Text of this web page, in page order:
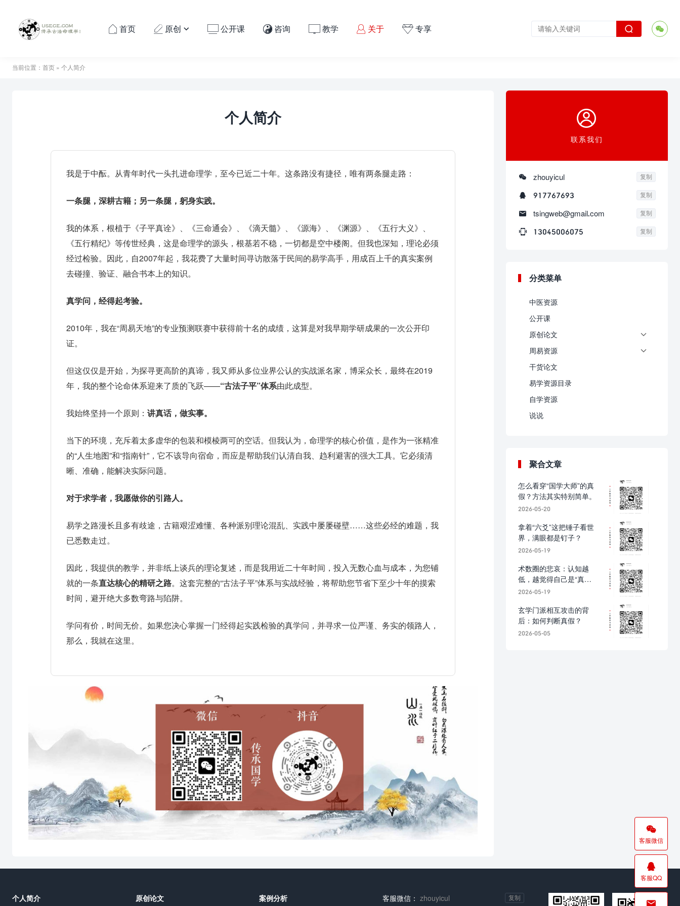

 首页  原创  公开课  咨询 教学  关于  专享 
当前位置： 首页 » 个人简介
个人简介
我是于中酝。从青年时代一头扎进命理学，至今已近二十年。这条路没有捷径，唯有两条腿走路：
一条腿，深耕古籍；另一条腿，躬身实践。
我的体系，根植于《子平真诠》、《三命通会》、《滴天髓》、《源海》、《渊源》、《五行大义》、
《五行精纪》等传世经典，这是命理学的源头，根基若不稳，一切都是空中楼阁。但我也深知，理论必须
经过检验。因此，自2007年起，我花费了大量时间寻访散落于民间的易学高手，用成百上千的真实案例
去碰撞、验证、融合书本上的知识。
真学问，经得起考验。
2010年，我在“周易天地”的专业预测联赛中获得前十名的成绩，这算是对我早期学研成果的一次公开印
证。
但这仅仅是开始，为探寻更高阶的真谛，我又师从多位业界公认的实战派名家，博采众长，最终在2019
年，我的整个论命体系迎来了质的飞跃——“古法子平”体系由此成型。
我始终坚持一个原则： 讲真话，做实事。
当下的环境，充斥着太多虚华的包装和模棱两可的空话。但我认为，命理学的核心价值，是作为一张精准
的“人生地图”和“指南针”，它不该导向宿命，而应是帮助我们认清自我、趋利避害的强大工具。它必须清
晰、准确，能解决实际问题。
对于求学者，我愿做你的引路人。
易学之路漫长且多有歧途，古籍艰涩难懂、各种派别理论混乱、实践中屡屡碰壁……这些必经的难题，我
已悉数走过。
因此，我提供的教学，并非纸上谈兵的理论复述，而是我用近二十年时间，投入无数心血与成本，为您铺
就的一条直达核心的精研之路。这套完整的“古法子平”体系与实战经验，将帮助您节省下至少十年的摸索
时间，避开绝大多数弯路与陷阱。
学问有价，时间无价。如果您决心掌握一门经得起实践检验的真学问，并寻求一位严谨、务实的领路人，
那么，我就在这里。

联系我们
 zhouyicul 复制
 917767693 复制
 tsingweb@gmail.com 复制
 13045006075 复制
分类菜单
中医资源
公开课
原创论文

周易资源 
干货论文
易学资源目录
自学资源
说说
聚合文章
怎么看穿“国学大师”的真
假？方法其实特别简单。
2026-05-20
拿着“六爻”这把锤子看世
界，满眼都是钉子？
2026-05-19
术数圈的悲哀：认知越
低，越觉得自己是“真
传”！
2026-05-19
玄学门派相互攻击的背
后：如何判断真假？
2026-05-05

客服微信

客服QQ
个人简介 原创论文 案例分析 客服微信： zhouyicul 复制